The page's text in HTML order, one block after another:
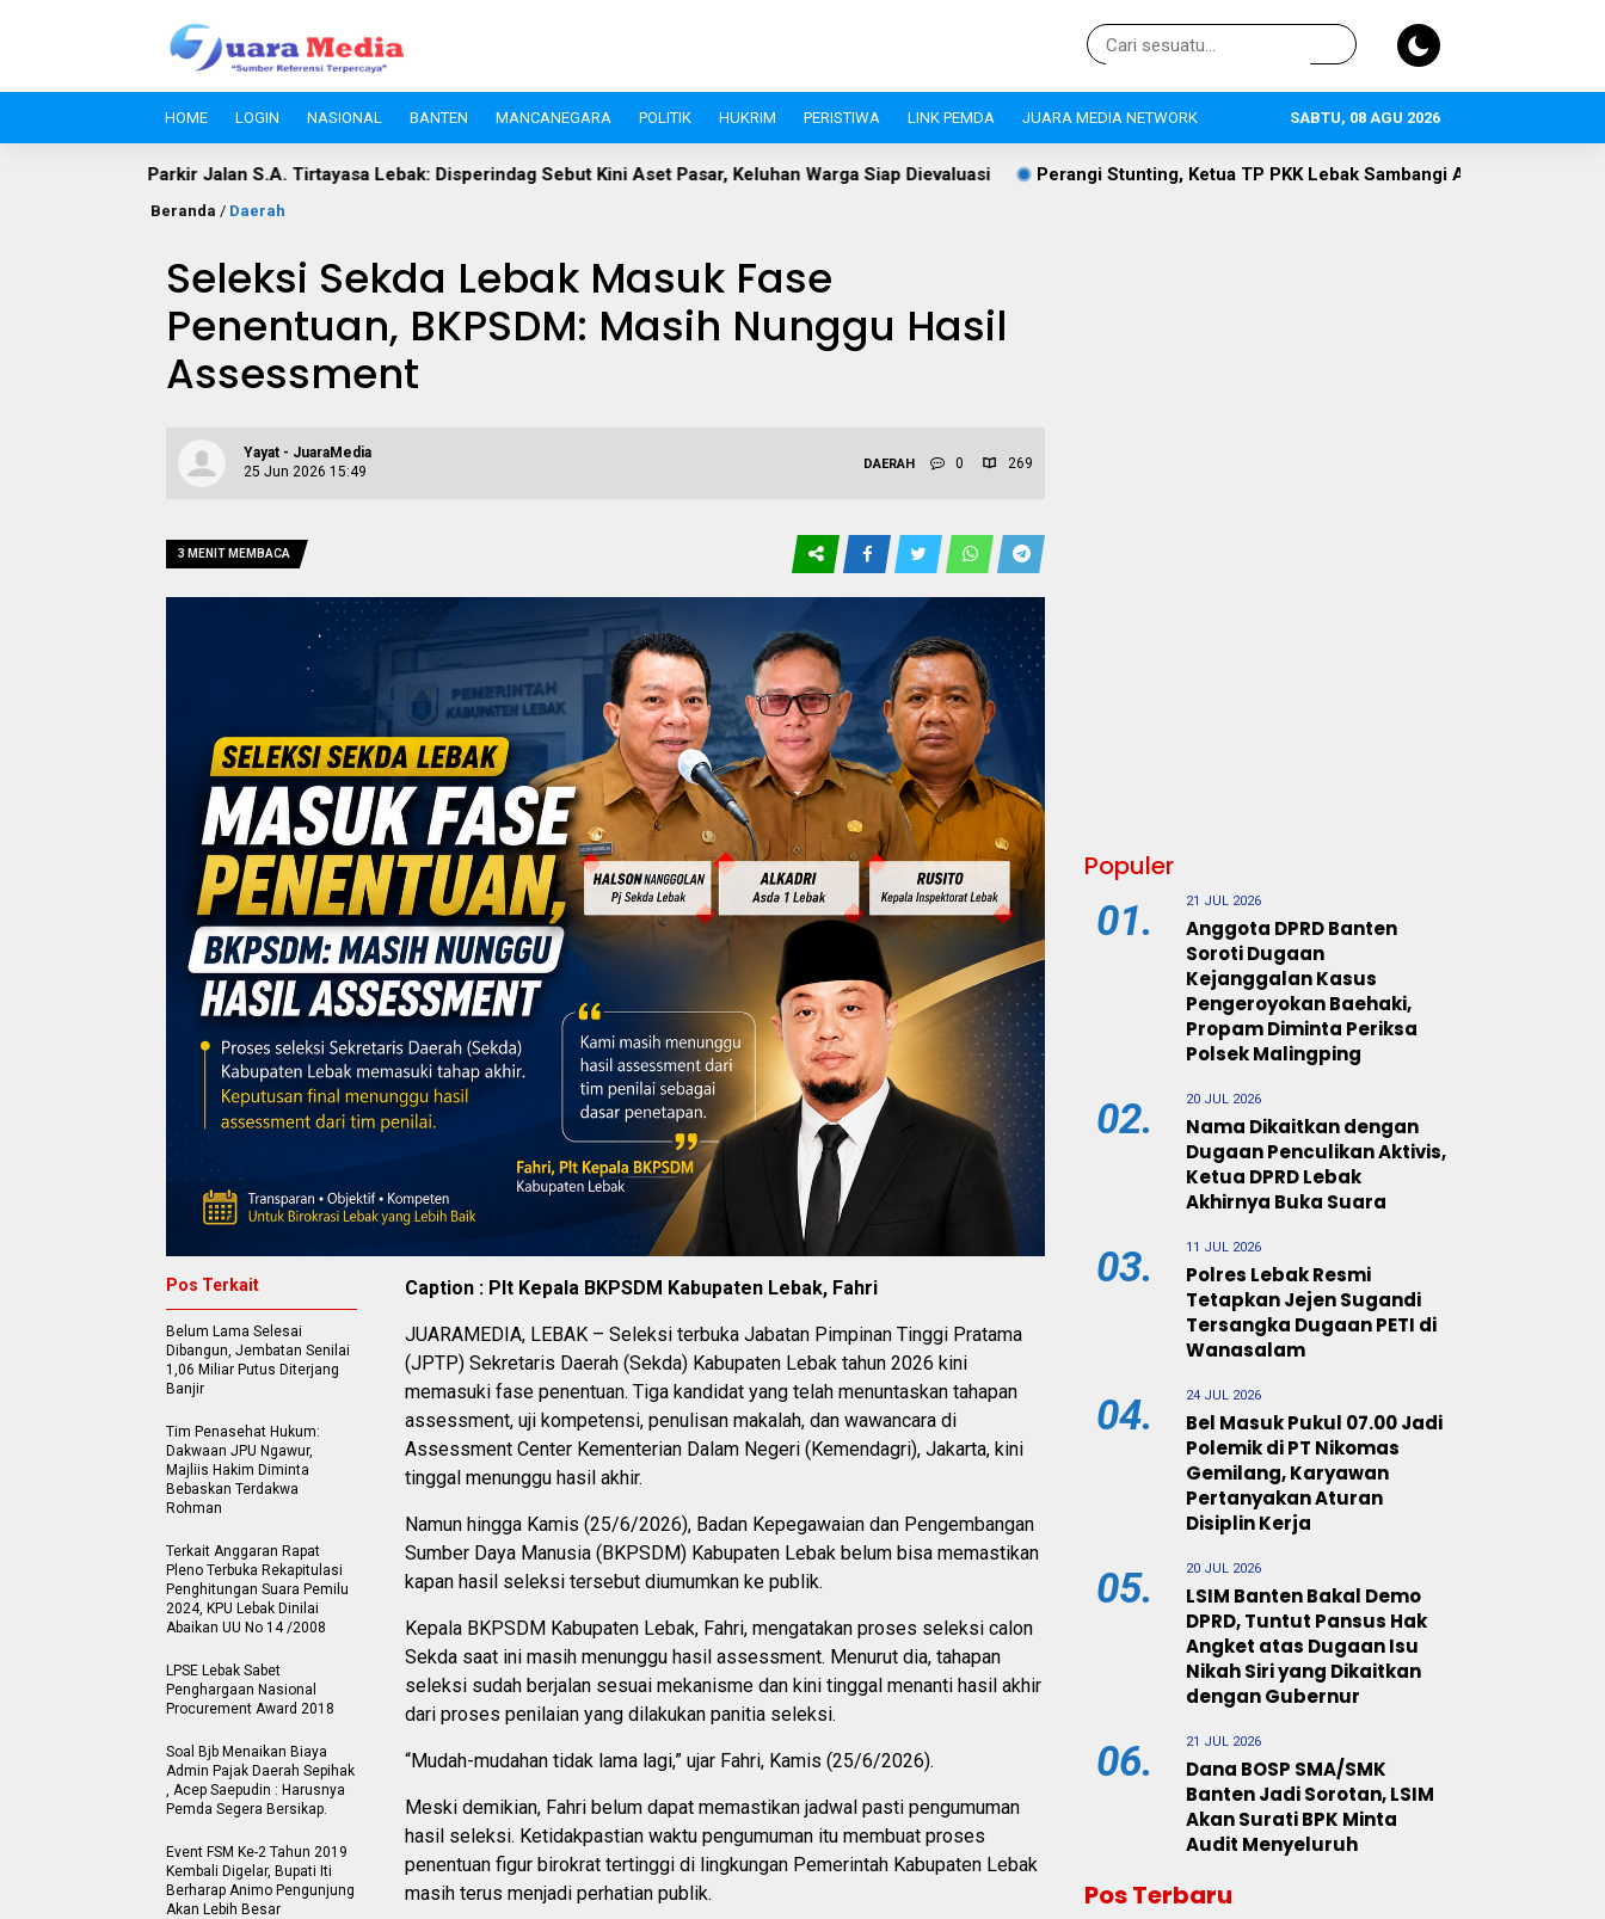
HOME LOGIN NASIONAL BANTEN MANCANEGARA POLITIK HUKRIM PERISTIWA LINK PEMDA JUARA MEDIA NETWORK SABTU, 08 AGU 2026
Tirtayasa Lebak: Disperindag Sebut Kini Aset Pasar, Keluhan Warga Siap Dievaluasi Perangi Stunting, Ketua TP PKK Lebak Sambangi Anak Asuh di Desa Curugpanjang
Beranda / Daerah
Seleksi Sekda Lebak Masuk Fase
Penentuan, BKPSDM: Masih Nunggu Hasil
Assessment
Yayat - JuaraMedia
25 Jun 2026 15:49
DAERAH 0 269
3 MENIT MEMBACA
Caption : Plt Kepala BKPSDM Kabupaten Lebak, Fahri
JUARAMEDIA, LEBAK – Seleksi terbuka Jabatan Pimpinan Tinggi Pratama
(JPTP) Sekretaris Daerah (Sekda) Kabupaten Lebak tahun 2026 kini
memasuki fase penentuan. Tiga kandidat yang telah menuntaskan tahapan
assessment, uji kompetensi, penulisan makalah, dan wawancara di
Assessment Center Kementerian Dalam Negeri (Kemendagri), Jakarta, kini
tinggal menunggu hasil akhir.
Namun hingga Kamis (25/6/2026), Badan Kepegawaian dan Pengembangan
Sumber Daya Manusia (BKPSDM) Kabupaten Lebak belum bisa memastikan
kapan hasil seleksi tersebut diumumkan ke publik.
Kepala BKPSDM Kabupaten Lebak, Fahri, mengatakan proses seleksi calon
Sekda saat ini masih menunggu hasil assessment. Menurut dia, tahapan
seleksi sudah berjalan sesuai mekanisme dan kini tinggal menanti hasil akhir
dari proses penilaian yang dilakukan panitia seleksi.
“Mudah-mudahan tidak lama lagi,” ujar Fahri, Kamis (25/6/2026).
Meski demikian, Fahri belum dapat memastikan jadwal pasti pengumuman
hasil seleksi. Ketidakpastian waktu pengumuman itu membuat proses
penentuan figur birokrat tertinggi di lingkungan Pemerintah Kabupaten Lebak
masih terus menjadi perhatian publik.
Pos Terkait
Belum Lama Selesai
Dibangun, Jembatan Senilai
1,06 Miliar Putus Diterjang
Banjir
Tim Penasehat Hukum:
Dakwaan JPU Ngawur,
Majliis Hakim Diminta
Bebaskan Terdakwa
Rohman
Terkait Anggaran Rapat
Pleno Terbuka Rekapitulasi
Penghitungan Suara Pemilu
2024, KPU Lebak Dinilai
Abaikan UU No 14 /2008
LPSE Lebak Sabet
Penghargaan Nasional
Procurement Award 2018
Soal Bjb Menaikan Biaya
Admin Pajak Daerah Sepihak
, Acep Saepudin : Harusnya
Pemda Segera Bersikap.
Event FSM Ke-2 Tahun 2019
Kembali Digelar, Bupati Iti
Berharap Animo Pengunjung
Akan Lebih Besar
Populer
01. 21 JUL 2026
Anggota DPRD Banten
Soroti Dugaan
Kejanggalan Kasus
Pengeroyokan Baehaki,
Propam Diminta Periksa
Polsek Malingping
02. 20 JUL 2026
Nama Dikaitkan dengan
Dugaan Penculikan Aktivis,
Ketua DPRD Lebak
Akhirnya Buka Suara
03. 11 JUL 2026
Polres Lebak Resmi
Tetapkan Jejen Sugandi
Tersangka Dugaan PETI di
Wanasalam
04. 24 JUL 2026
Bel Masuk Pukul 07.00 Jadi
Polemik di PT Nikomas
Gemilang, Karyawan
Pertanyakan Aturan
Disiplin Kerja
05. 20 JUL 2026
LSIM Banten Bakal Demo
DPRD, Tuntut Pansus Hak
Angket atas Dugaan Isu
Nikah Siri yang Dikaitkan
dengan Gubernur
06. 21 JUL 2026
Dana BOSP SMA/SMK
Banten Jadi Sorotan, LSIM
Akan Surati BPK Minta
Audit Menyeluruh
Pos Terbaru